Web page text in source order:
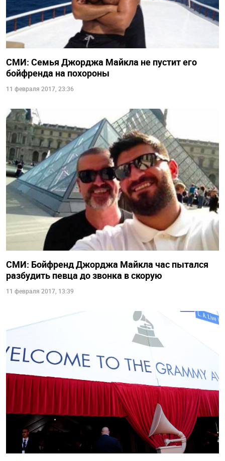
СМИ: Семья Джорджа Майкла не пустит его
бойфренда на похороны
11 февраля 2017, 23:36
СМИ: Бойфренд Джорджа Майкла час пытался
разбудить певца до звонка в скорую
11 февраля 2017, 13:39